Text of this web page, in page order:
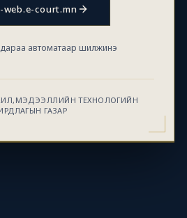
web.e-court.mn
автоматаар шилжинэ
ТЕХНОЛОГИЙН
ГАЗАР